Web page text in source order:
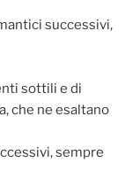
successivi,
sottili e di
che ne esaltano
sempre